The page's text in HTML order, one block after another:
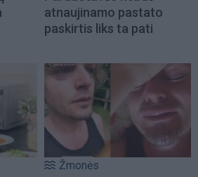
atnaujinamo pastato
paskirtis liks ta pati
Žmonės